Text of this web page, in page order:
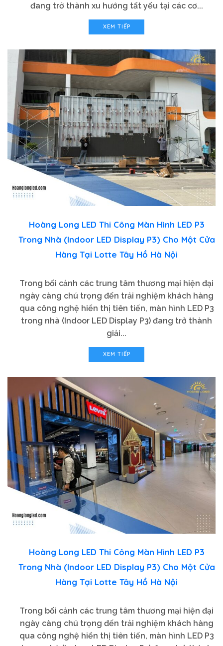
đang trở thành xu hướng tất yếu tại các cơ...
XEM TIẾP
Hoàng Long LED Thi Công Màn Hình LED P3
Trong Nhà (Indoor LED Display P3) Cho Một Cửa
Hàng Tại Lotte Tây Hồ Hà Nội
Trong bối cảnh các trung tâm thương mại hiện đại
ngày càng chú trọng đến trải nghiệm khách hàng
qua công nghệ hiển thị tiên tiến, màn hình LED P3
trong nhà (Indoor LED Display P3) đang trở thành
giải...
XEM TIẾP
Hoàng Long LED Thi Công Màn Hình LED P3
Trong Nhà (Indoor LED Display P3) Cho Một Cửa
Hàng Tại Lotte Tây Hồ Hà Nội
Trong bối cảnh các trung tâm thương mại hiện đại
ngày càng chú trọng đến trải nghiệm khách hàng
qua công nghệ hiển thị tiên tiến, màn hình LED P3